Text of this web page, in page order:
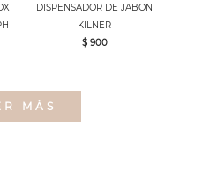
DISPENSADOR DE JABON
KILNER
$ 900
MÁS